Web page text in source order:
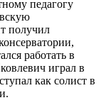
педагогу
получил
работать в
играл в
как солист в